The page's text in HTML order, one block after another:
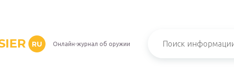
RU Онлайн-журнал об оружии